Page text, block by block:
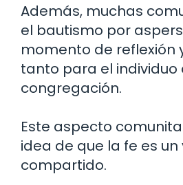
Además, muchas
el bautismo por
momento de reflexión
tanto para el
congregación.
Este aspecto
idea de que la fe es un
compartido.